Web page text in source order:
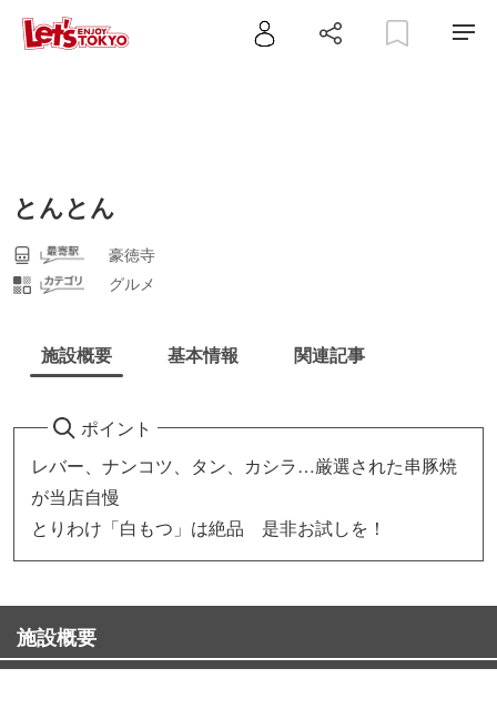
とんとん
豪徳寺
グルメ
施設概要 基本情報 関連記事
ポイント
レバー、ナンコツ、タン、カシラ…厳選された串豚焼
が当店自慢
とりわけ「白もつ」は絶品 是非お試しを！
施設概要